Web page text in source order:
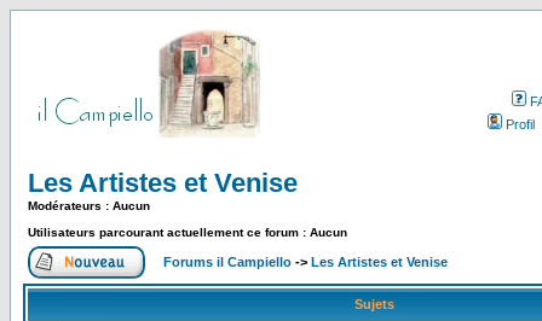
Profil
Les Artistes et Venise
Modérateurs : Aucun
Utilisateurs parcourant actuellement ce forum : Aucun
Forums il Campiello -> Les Artistes et Venise
Sujets